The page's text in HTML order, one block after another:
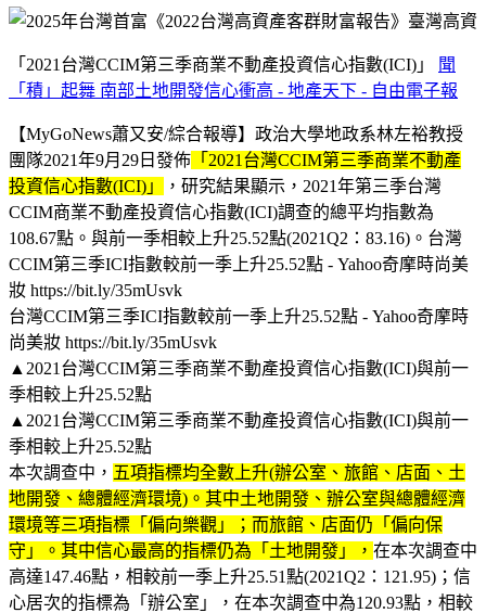
「2021台灣CCIM第三季商業不動產投資信心指數(ICI)」
聞
「積」起舞 南部土地開發信心衝高 - 地產天下 - 自由電子報
【MyGoNews蕭又安/綜合報導】政治大學地政系林左裕教授
團隊2021年9月29日發佈 「2021台灣CCIM第三季商業不動產
投資信心指數(ICI)」
，研究結果顯示，2021年第三季台灣
CCIM商業不動產投資信心指數(ICI)調查的總平均指數為
108.67點。與前一季相較上升25.52點(2021Q2：83.16)。台灣
CCIM第三季ICI指數較前一季上升25.52點 - Yahoo奇摩時尚美
妝 https://bit.ly/35mUsvk
台灣CCIM第三季ICI指數較前一季上升25.52點 - Yahoo奇摩時
尚美妝 https://bit.ly/35mUsvk
▲2021台灣CCIM第三季商業不動產投資信心指數(ICI)與前一
季相較上升25.52點
▲2021台灣CCIM第三季商業不動產投資信心指數(ICI)與前一
季相較上升25.52點
本次調查中， 五項指標均全數上升(辦公室、旅館、店面、土
地開發、總體經濟環境)。其中土地開發、辦公室與總體經濟
環境等三項指標「偏向樂觀」；而旅館、店面仍「偏向保
守」。其中信心最高的指標仍為「土地開發」， 在本次調查中
高達147.46點，相較前一季上升25.51點(2021Q2：121.95)；信
心居次的指標為「辦公室」，在本次調查中為120.93點，相較